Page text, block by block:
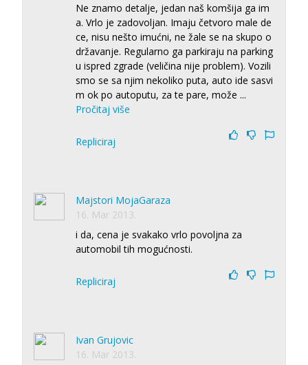
Ne znamo detalje, jedan naš komšija ga im
a. Vrlo je zadovoljan. Imaju četvoro male de
ce, nisu nešto imućni, ne žale se na skupo o
državanje. Regularno ga parkiraju na parking
u ispred zgrade (veličina nije problem). Vozili
smo se sa njim nekoliko puta, auto ide sasvi
m ok po autoputu, za te pare, može ...
Pročitaj više
Repliciraj
Majstori MojaGaraza
16. Mar 2013.
i da, cena je svakako vrlo povoljna za
automobil tih mogućnosti.
Repliciraj
Ivan Grujovic
16. Mar 2013.